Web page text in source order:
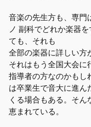
音楽の先生方も、専門
ノ 副科でどれか楽器
ても、それも
全部の楽器に詳しい方
それはもう全国大会に
指導者の方なのかもし
は卒業生で音大に進ん
くる場合もある。そん
恵まれている。